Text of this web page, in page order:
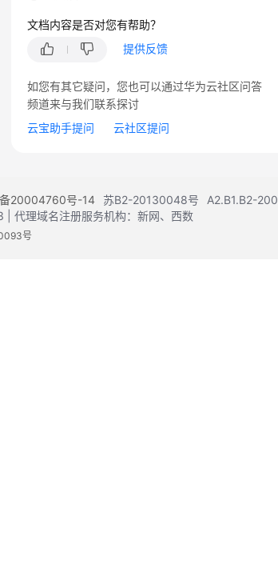
文档内容是否对您有帮助？
提供反馈
如您有其它疑问，您也可以通过华为云社区问答
频道来与我们联系探讨
云宝助手提问
云社区提问
备20004760号-14 苏B2-20130048号
A2.B1.B2-
| 代理域名注册服务机构：新网、西数
号